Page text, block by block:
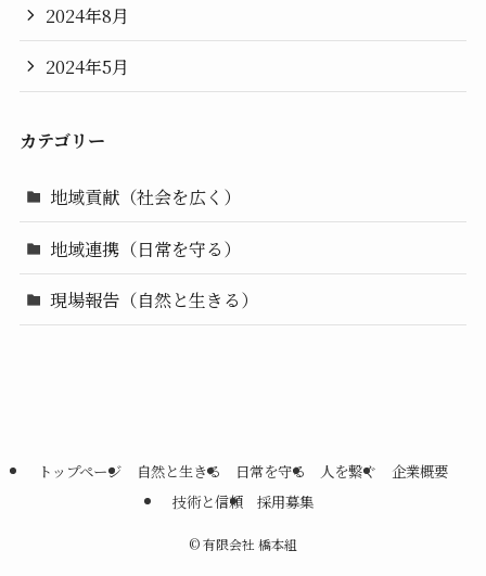
2024年8月
2024年5月
カテゴリー
地域貢献（社会を広く）
地域連携（日常を守る）
現場報告（自然と生きる）
トップページ 自然と生きる 日常を守る 人を繋ぐ
企業概要
技術と信頼
採用募集
©有限会社 橋本組